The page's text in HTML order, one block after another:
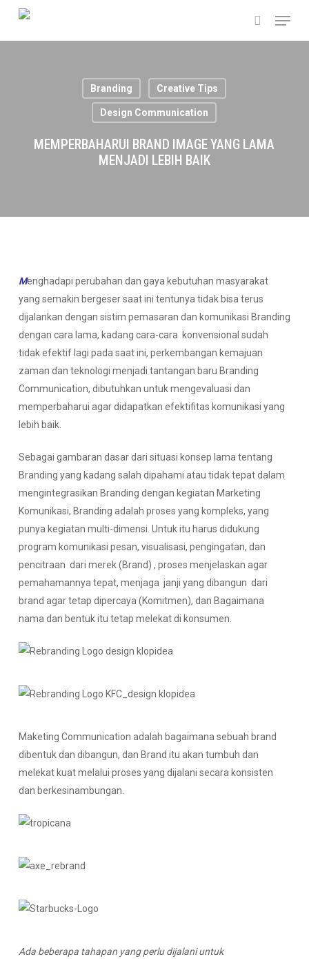
main
Menu
Branding Creative Tips
Design Communication
MEMPERBAHARUI BRAND IMAGE YANG LAMA
MENJADI LEBIH BAIK
Menghadapi perubahan dan gaya kebutuhan masyarakat
yang semakin bergeser saat ini tentunya tidak bisa terus
dijalankan dengan sistim pemasaran dan komunikasi Branding
dengan cara lama, kadang cara-cara konvensional sudah
tidak efektif lagi pada saat ini, perkembangan kemajuan
zaman dan teknologi menjadi tantangan baru Branding
Communication, dibutuhkan untuk mengevaluasi dan
memperbaharui agar didapatkan efektifitas komunikasi yang
lebih baik.
Sebagai gambaran dasar dari situasi konsep lama tentang
Branding yang kadang salah dipahami atau tidak tepat dalam
mengintegrasikan Branding dengan kegiatan Marketing
Komunikasi, Branding adalah proses yang kompleks, yang
punya kegiatan multi-dimensi. Untuk itu harus didukung
program komunikasi pesan, visualisasi, pengingatan, dan
pencitraan dari merek (Brand) , proses menjelaskan agar
pemahamannya tepat, menjaga janji yang dibangun dari
brand agar tetap dipercaya (Komitmen), dan Bagaimana
nama dan bentuk itu tetap melekat di konsumen.
Maketing Communication adalah bagaimana sebuah brand
dibentuk dan dibangun, dan Brand itu akan tumbuh dan
melekat kuat melalui proses yang dijalani secara konsisten
dan berkesinambungan.
Ada beberapa tahapan yang perlu dijalani untuk